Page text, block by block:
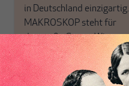
in Deutschland einzigartig.
MAKROSKOP steht für
das große Ganze. Wir
haben einen Blick auf
Geld, Wirtschaft und
Politik, den Sie so